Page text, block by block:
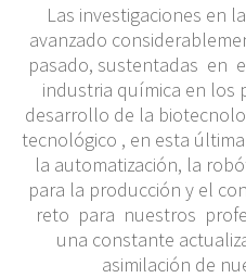
Las investigaciones en
avanzado
pasado, sustentadas en
industria química en los
desarrollo de la
tecnológico , en esta
la automatización, la
para la producción y el
reto para nuestros
una constante
asimilación de